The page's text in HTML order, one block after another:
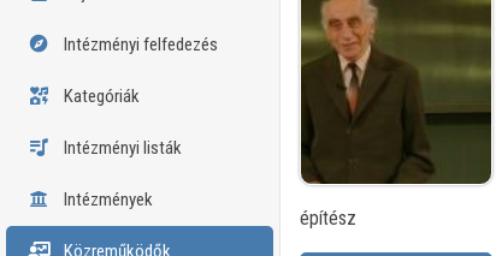
Intézményi felfedezés
Kategóriák
Intézményi listák
Intézmények
Közreműködők
építész